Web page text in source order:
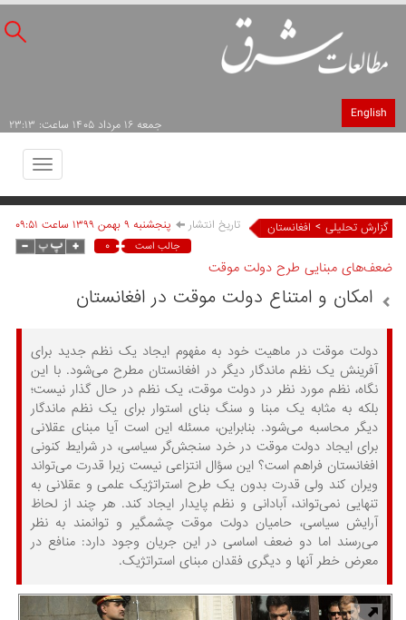
English
جمعه ۱۶ مرداد ۱۴۰۵ ساعت: ۲۳:۱۳
Toggle
گزارش تحلیلی > افغانستان تاریخ انتشار پنجشنبه ۹ بهمن ۱۳۹۹ ساعت ۰۹:۵۱
جالب است ۰
ضعف‌های مبنایی طرح دولت موقت
امکان و امتناع دولت موقت در افغانستان
دولت موقت در ماهیت خود به مفهوم ایجاد یک نظم جدید برای
آفرینش یک نظم ماندگار دیگر در افغانستان مطرح می‌شود. با این
نگاه، نظم مورد نظر در دولت موقت، یک نظم در حال گذار نیست؛
بلکه به مثابه یک مبنا و سنگ بنای استوار برای یک نظم ماندگار
دیگر محاسبه می‌شود. بنابراین، مسئله این است آیا مبنای عقلانی
برای ایجاد دولت موقت در خرد سنجش‌گر سیاسی، در شرایط کنونی
افغانستان فراهم است؟ این سؤال انتزاعی نیست زیرا قدرت می‌تواند
ویران کند ولی قدرت بدون یک طرح استراتژیک علمی و عقلانی به
تنهایی نمی‌تواند، آبادانی و نظم پایدار ایجاد کند. هر چند از لحاظ
آرایش سیاسی، حامیان دولت موقت چشمگیر و توانمند به نظر
می‌رسند اما دو ضعف اساسی در این جریان وجود دارد: منافع در
معرض خطر آنها و دیگری فقدان مبنای استراتژیک.